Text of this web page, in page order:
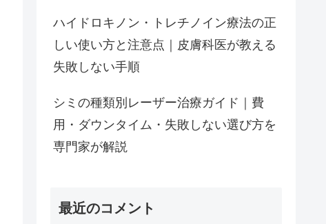
ハイドロキノン・トレチノイン療法の正
しい使い方と注意点｜皮膚科医が教える
失敗しない手順
シミの種類別レーザー治療ガイド｜費
用・ダウンタイム・失敗しない選び方を
専門家が解説
最近のコメント